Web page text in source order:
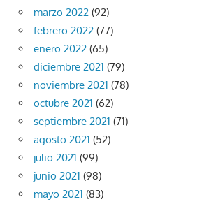
marzo 2022 (92)
febrero 2022 (77)
enero 2022 (65)
diciembre 2021 (79)
noviembre 2021 (78)
octubre 2021 (62)
septiembre 2021 (71)
agosto 2021 (52)
julio 2021 (99)
junio 2021 (98)
mayo 2021 (83)